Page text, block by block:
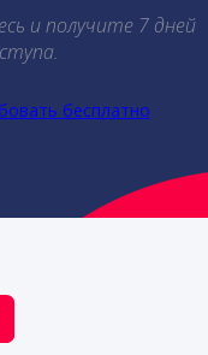
и получите 7 дней
бесплатно